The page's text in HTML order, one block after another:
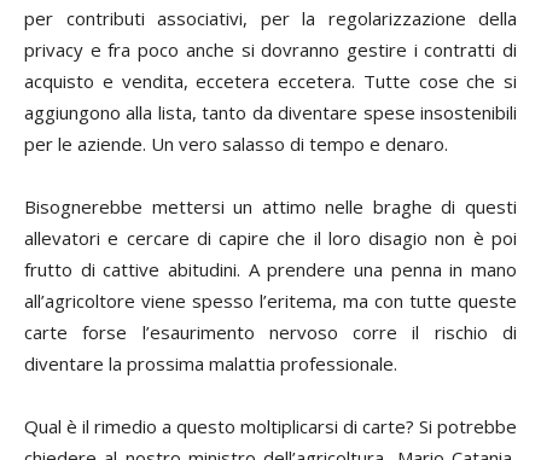
per contributi associativi, per la regolarizzazione della
privacy e fra poco anche si dovranno gestire i contratti di
acquisto e vendita, eccetera eccetera. Tutte cose che si
aggiungono alla lista, tanto da diventare spese insostenibili
per le aziende. Un vero salasso di tempo e denaro.
Bisognerebbe mettersi un attimo nelle braghe di questi
allevatori e cercare di capire che il loro disagio non è poi
frutto di cattive abitudini. A prendere una penna in mano
all’agricoltore viene spesso l’eritema, ma con tutte queste
carte forse l’esaurimento nervoso corre il rischio di
diventare la prossima malattia professionale.
Qual è il rimedio a questo moltiplicarsi di carte? Si potrebbe